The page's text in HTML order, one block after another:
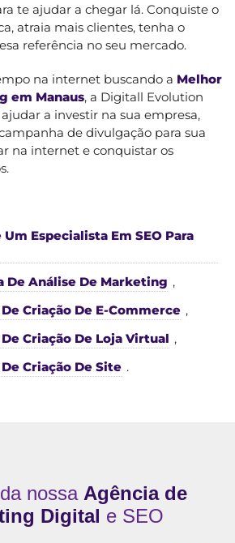
te ajudar a chegar lá. Conquiste o
atraia mais clientes, tenha o
referência no seu mercado.
na internet buscando a Melhor
em Manaus, a Digitall Evolution
a investir na sua empresa,
de divulgação para sua
na internet e conquistar os
Especialista Em SEO Para
De Análise De Marketing ,
Criação De E-Commerce ,
Criação De Loja Virtual ,
Criação De Site .
nossa Agência de
Digital e SEO